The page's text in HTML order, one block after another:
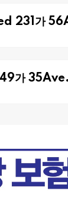
231가
가 35Ave.